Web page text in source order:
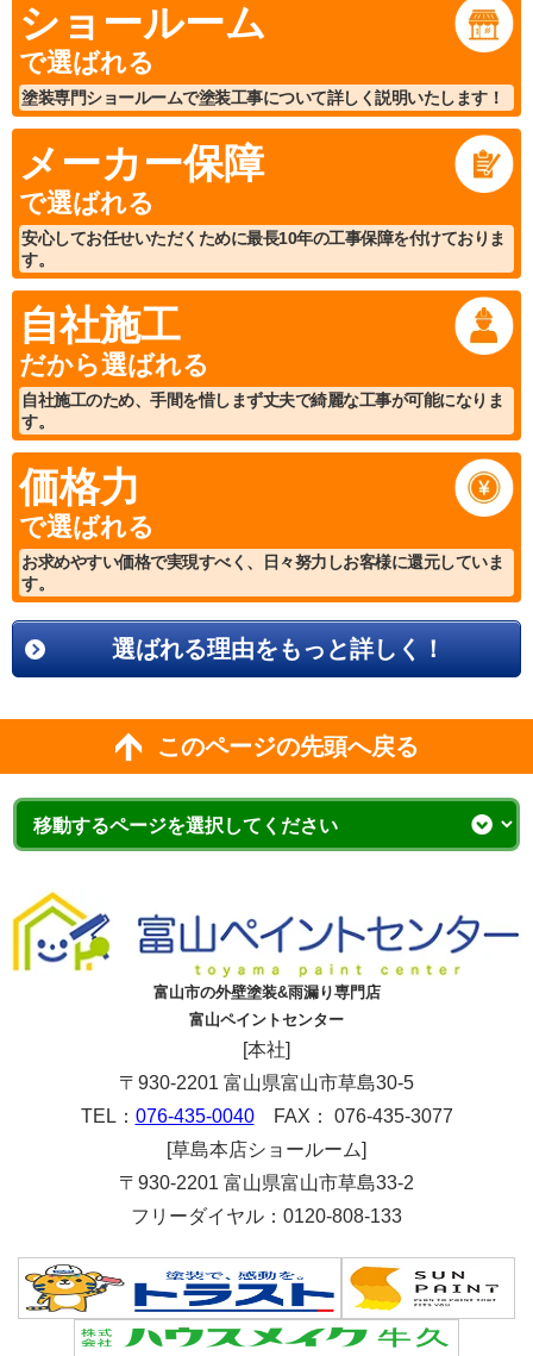
ショールーム
で選ばれる
塗装専門ショールームで塗装工事について詳しく説明いたします！
メーカー保障
で選ばれる
安心してお任せいただくために最長10年の工事保障を付けておりま
す。
自社施工
だから選ばれる
自社施工のため、手間を惜しまず丈夫で綺麗な工事が可能になりま
す。
価格力
で選ばれる
お求めやすい価格で実現すべく、日々努力しお客様に還元していま
す。
選ばれる理由をもっと詳しく！
このページの先頭へ戻る
富山市の外壁塗装&雨漏り専門店
富山ペイントセンター
[本社]
〒930-2201 富山県富山市草島30-5
TEL： 076-435-0040FAX： 076-435-3077
[草島本店ショールーム]
〒930-2201 富山県富山市草島33-2
フリーダイヤル：0120-808-133